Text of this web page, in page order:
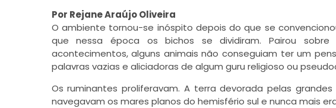
Por Rejane Araújo Oliveira
O ambiente tornou-se inóspito depois do que se
que nessa época os bichos se dividiram. Pairou
acontecimentos, alguns animais não conseguiam ter um
palavras vazias e aliciadoras de algum guru religioso ou
Os ruminantes proliferavam. A terra devorada pelas
navegavam os mares planos do hemisfério sul e nunca mais